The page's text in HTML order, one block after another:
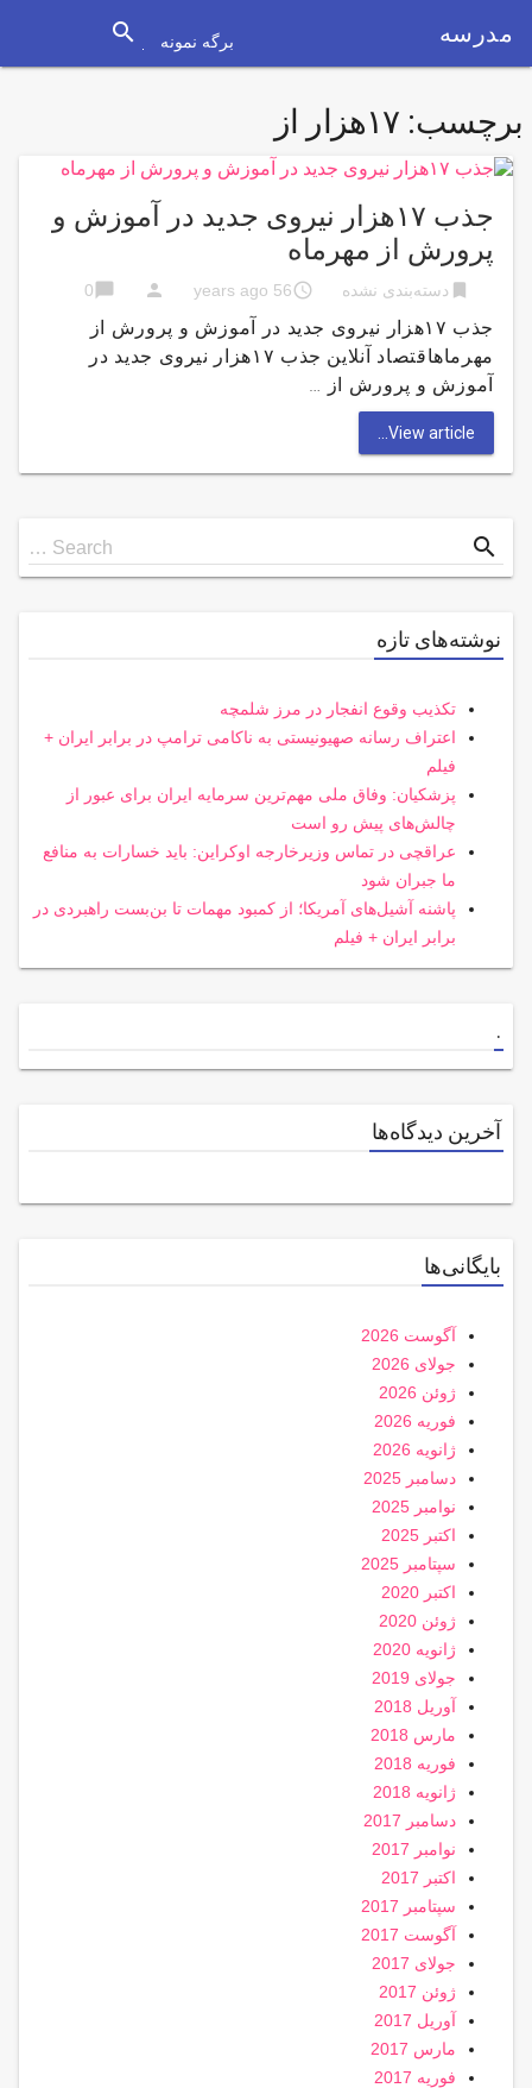
مدرسه برگه نمونه search
برچسب: ۱۷هزار از
جذب ۱۷هزار نیروی جدید در آموزش و
پرورش از مهرماه
bookmark دسته‌بندی نشده access_time
56 years ago
person
chat_bubble
0
جذب ۱۷هزار نیروی جدید در آموزش و پرورش از
مهرماهاقتصاد آنلاین جذب ۱۷هزار نیروی جدید در
آموزش و پرورش از …
View article...
Search
for
Search … search
نوشته‌های تازه
تکذیب وقوع انفجار در مرز شلمچه
اعتراف رسانه صهیونیستی به ناکامی ترامپ در برابر ایران +
فیلم
پزشکیان: وفاق ملی مهم‌ترین سرمایه ایران برای عبور از
چالش‌های پیش رو است
عراقچی در تماس وزیرخارجه اوکراین: باید خسارات به منافع
ما جبران شود
پاشنه آشیل‌های آمریکا؛ از کمبود مهمات تا بن‌بست راهبردی در
برابر ایران + فیلم
.
آخرین دیدگاه‌ها
بایگانی‌ها
آگوست 2026
جولای 2026
ژوئن 2026
فوریه 2026
ژانویه 2026
دسامبر 2025
نوامبر 2025
اکتبر 2025
سپتامبر 2025
اکتبر 2020
ژوئن 2020
ژانویه 2020
جولای 2019
آوریل 2018
مارس 2018
فوریه 2018
ژانویه 2018
دسامبر 2017
نوامبر 2017
اکتبر 2017
سپتامبر 2017
آگوست 2017
جولای 2017
ژوئن 2017
آوریل 2017
مارس 2017
فوریه 2017